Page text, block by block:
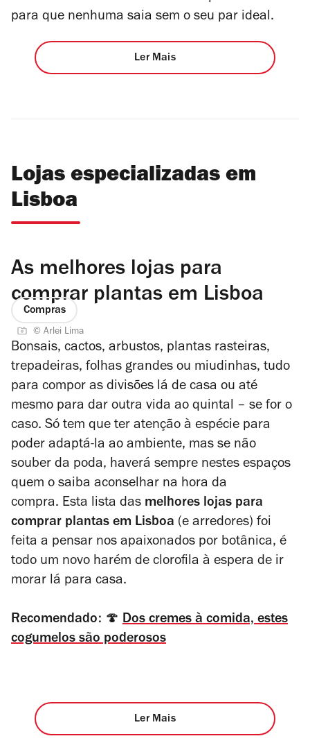
para que nenhuma saia sem o seu par ideal.
Ler Mais
Lojas especializadas em
Lisboa
As melhores lojas para
comprar plantas em Lisboa
Compras
© Arlei Lima
Bonsais, cactos, arbustos, plantas rasteiras,
trepadeiras, folhas grandes ou miudinhas, tudo
para compor as divisões lá de casa ou até
mesmo para dar outra vida ao quintal – se for o
caso. Só tem que ter atenção à espécie para
poder adaptá-la ao ambiente, mas se não
souber da poda, haverá sempre nestes espaços
quem o saiba aconselhar na hora da
compra. Esta lista das melhores lojas para
comprar plantas em Lisboa (e arredores) foi
feita a pensar nos apaixonados por botânica, é
todo um novo harém de clorofila à espera de ir
morar lá para casa.
Recomendado: 🍄 Dos cremes à comida, estes
cogumelos são poderosos
Ler Mais